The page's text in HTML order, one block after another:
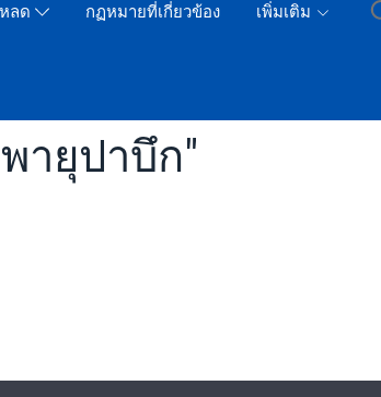
หลด กฏหมายที่เกี่ยวข้อง เพิ่มเติม
ายุปาบึก"